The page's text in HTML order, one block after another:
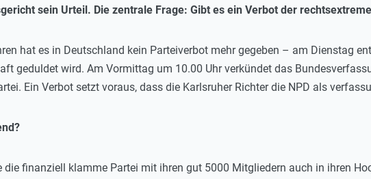
sein Urteil. Die zentrale Frage: Gibt es ein Verbot der
hat es in Deutschland kein Parteiverbot mehr gegeben – am Dienstag
geduldet wird. Am Vormittag um 10.00 Uhr verkündet das
Ein Verbot setzt voraus, dass die Karlsruher Richter die NPD als
die finanziell klamme Partei mit ihren gut 5000 Mitgliedern auch in ihren